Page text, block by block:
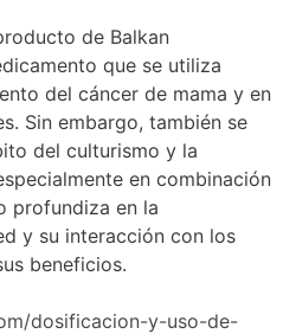
de Balkan
que se utiliza
del cáncer de mama y en
Sin embargo, también se
del culturismo y la
en combinación
profundiza en la
y su interacción con los
beneficios.
dosificacion-y-uso-de-